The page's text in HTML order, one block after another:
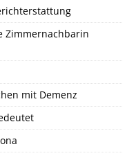
Zimmernachbarin
mit Demenz